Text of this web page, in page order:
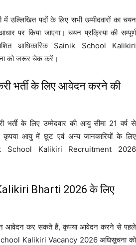
उल्लिखित पदों के लिए सभी उम्मीदवारों का चयन
पर किया जाएगा। चयन प्रक्रिया की सम्पूर्ण
आधिकारिक Sainik School Kalikiri
को जरूर चेक करें।
भर्ती के लिए आवेदन करने की
भर्ती के लिए उम्मेदवार की आयु सीमा 21 वर्ष से
कृपया आयु में छूट एवं अन्य जानकारियों के लिए
School Kalikiri Recruitment 2026
Bharti 2026 के लिए
आवेदन कर सकते हैं, कृपया आवेदन करने से पहले
Kalikiri Vacancy 2026 अधिसूचना को